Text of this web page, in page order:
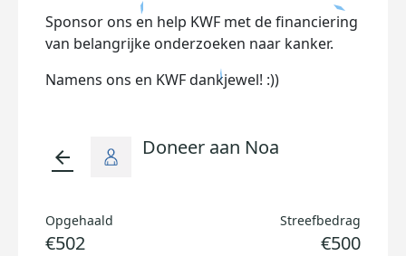
Sponsor ons en help KWF met de financiering
van belangrijke onderzoeken naar kanker.
Namens ons en KWF dankjewel! :))
arrow_back Doneer aan Noa
Opgehaald
€502
Streefbedrag
€500